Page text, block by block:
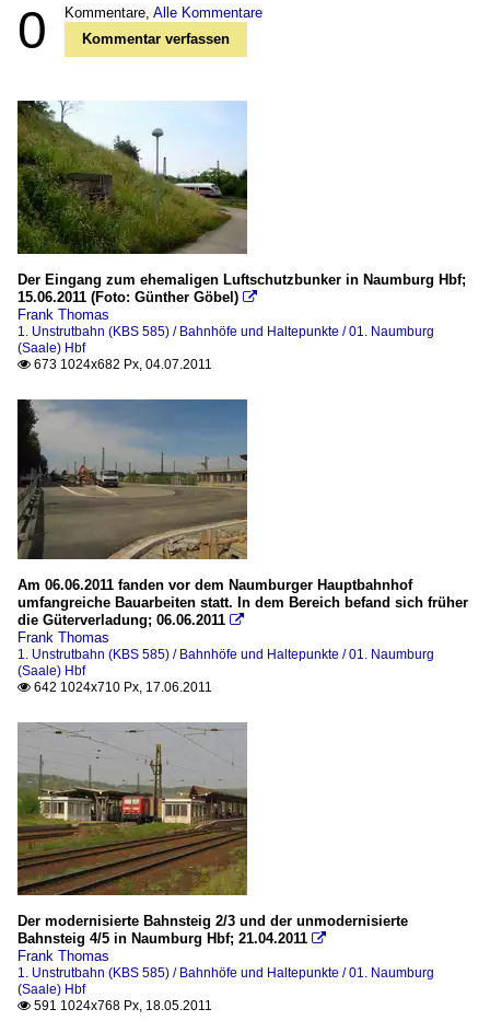
0 Kommentare, Alle Kommentare
Kommentar verfassen
Der Eingang zum ehemaligen Luftschutzbunker in Naumburg Hbf;
15.06.2011 (Foto: Günther Göbel) 
Frank Thomas
1. Unstrutbahn (KBS 585) / Bahnhöfe und Haltepunkte / 01. Naumburg
(Saale) Hbf
 673 1024x682 Px, 04.07.2011
Am 06.06.2011 fanden vor dem Naumburger Hauptbahnhof
umfangreiche Bauarbeiten statt. In dem Bereich befand sich früher
die Güterverladung; 06.06.2011 
Frank Thomas
1. Unstrutbahn (KBS 585) / Bahnhöfe und Haltepunkte / 01. Naumburg
(Saale) Hbf
 642 1024x710 Px, 17.06.2011
Der modernisierte Bahnsteig 2/3 und der unmodernisierte
Bahnsteig 4/5 in Naumburg Hbf; 21.04.2011 
Frank Thomas
1. Unstrutbahn (KBS 585) / Bahnhöfe und Haltepunkte / 01. Naumburg
(Saale) Hbf
 591 1024x768 Px, 18.05.2011